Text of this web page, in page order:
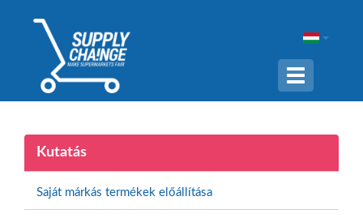
Navigation
ein-/
Kutatás
Saját márkás termékek előállítása